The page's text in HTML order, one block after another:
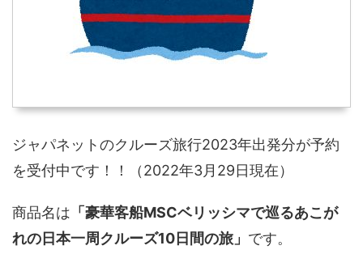
ジャパネットのクルーズ旅行2023年出発分が予約
を受付中です！！（2022年3月29日現在）
商品名は 「豪華客船MSCベリッシマで巡るあこが
れの日本一周クルーズ10日間の旅」 です。